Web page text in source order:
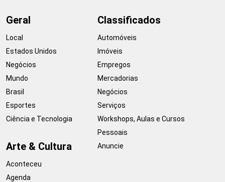
Geral
Local
Estados Unidos
Negócios
Mundo
Brasil
Esportes
Ciência e Tecnologia
Arte & Cultura
Aconteceu
Agenda
Classificados
Automóveis
Imóveis
Empregos
Mercadorias
Negócios
Serviços
Workshops, Aulas e Cursos
Pessoais
Anuncie